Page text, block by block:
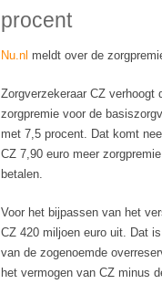
procent
Nu.nl meldt over de
Zorgverzekeraar CZ verhoogt
zorgpremie voor de
met 7,5 procent. Dat komt
CZ 7,90 euro meer
betalen.
Voor het bijpassen van het
CZ 420 miljoen euro uit. Dat
van de zogenoemde
het vermogen van CZ minus